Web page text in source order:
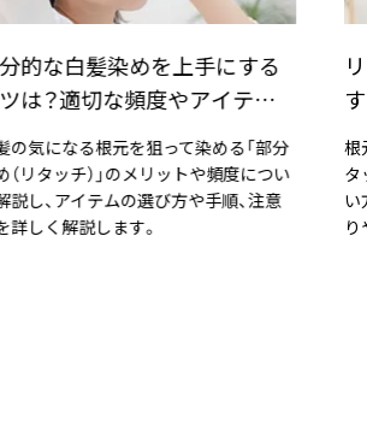
リタッチとは？根元を白髪染め
する商品の選び方やコツ
根元の白髪だけを手軽にカバーできる「リ
タッチ」について、最適な商品の特徴や使
い方、選び方や仕上がりのコツなどを分か
りやすく解説します。